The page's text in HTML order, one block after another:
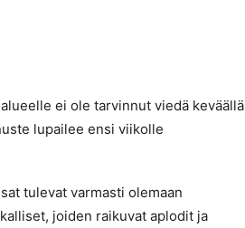
ei ole tarvinnut viedä keväällä
lupailee ensi viikolle
tulevat varmasti olemaan
joiden raikuvat aplodit ja